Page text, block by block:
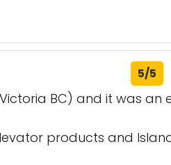
5/5
BC) and it was an
products and